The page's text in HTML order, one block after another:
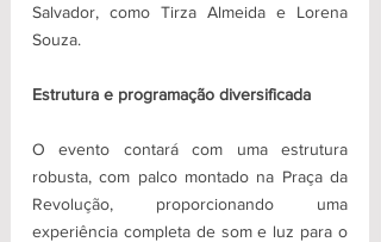
Salvador, como Tirza Almeida e Lorena
Souza.
Estrutura e programação diversificada
O evento contará com uma estrutura
robusta, com palco montado na Praça da
Revolução, proporcionando uma
experiência completa de som e luz para o